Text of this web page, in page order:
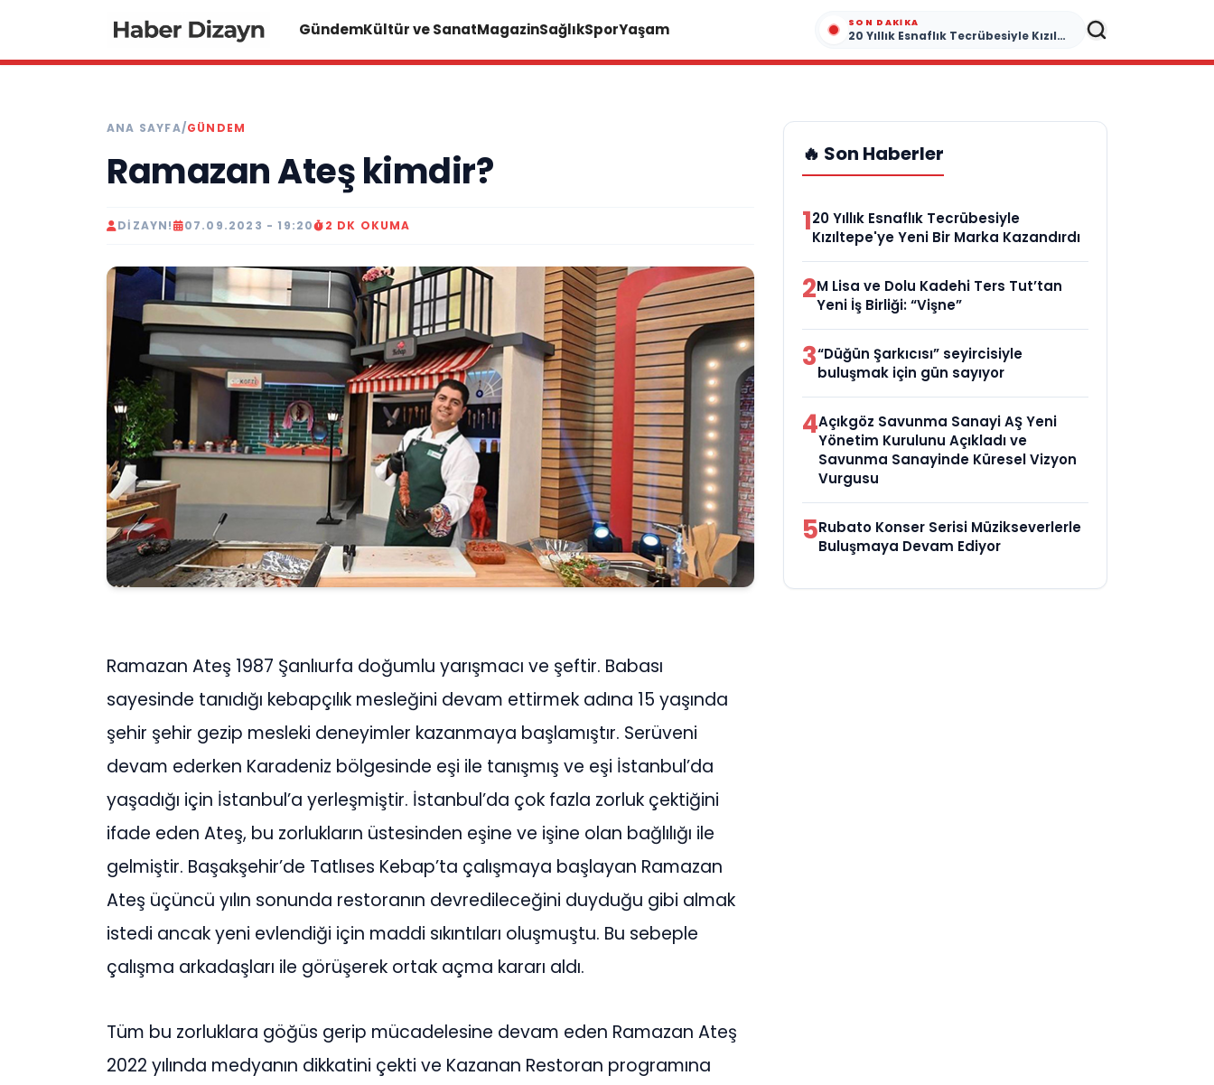
GündemKültür ve SanatMagazinSağlıkSporYaşam SON DAKIKA
20 Yıllık Esnaflık Tecrübesiyle Kızıltepe'ye Yeni Bir Marka Kazandırdı
ANA SAYFA/GÜNDEM
Ramazan Ateş kimdir?
DIZAYN! 07.09.2023 - 19:20 2 DK OKUMA
Ramazan Ateş 1987 Şanlıurfa doğumlu yarışmacı ve şeftir. Babası
sayesinde tanıdığı kebapçılık mesleğini devam ettirmek adına 15 yaşında
şehir şehir gezip mesleki deneyimler kazanmaya başlamıştır. Serüveni
devam ederken Karadeniz bölgesinde eşi ile tanışmış ve eşi İstanbul’da
yaşadığı için İstanbul’a yerleşmiştir. İstanbul’da çok fazla zorluk çektiğini
ifade eden Ateş, bu zorlukların üstesinden eşine ve işine olan bağlılığı ile
gelmiştir. Başakşehir’de Tatlıses Kebap’ta çalışmaya başlayan Ramazan
Ateş üçüncü yılın sonunda restoranın devredileceğini duyduğu gibi almak
istedi ancak yeni evlendiği için maddi sıkıntıları oluşmuştu. Bu sebeple
çalışma arkadaşları ile görüşerek ortak açma kararı aldı.
Tüm bu zorluklara göğüs gerip mücadelesine devam eden Ramazan Ateş
2022 yılında medyanın dikkatini çekti ve Kazanan Restoran programına
🔥 Son Haberler
120 Yıllık Esnaflık Tecrübesiyle
Kızıltepe'ye Yeni Bir Marka Kazandırdı
2M Lisa ve Dolu Kadehi Ters Tut’tan
Yeni İş Birliği: “Vişne”
3“Düğün Şarkıcısı” seyircisiyle
buluşmak için gün sayıyor
4Açıkgöz Savunma Sanayi AŞ Yeni
Yönetim Kurulunu Açıkladı ve
Savunma Sanayinde Küresel Vizyon
Vurgusu
5Rubato Konser Serisi Müzikseverlerle
Buluşmaya Devam Ediyor